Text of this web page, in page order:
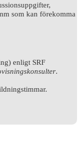
som kan förekomma
enligt SRF
.